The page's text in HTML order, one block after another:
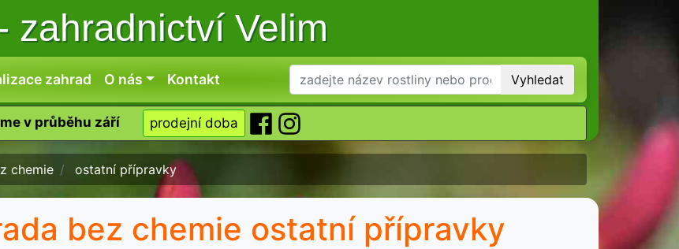
zahradnictví Velim
zahrad O nás Kontakt Vyhledat
v průběhu září prodejní doba
chemie ostatní přípravky
bez chemie ostatní přípravky